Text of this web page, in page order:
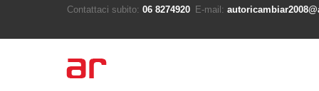
Contattaci subito: 06 8274920 E-mail: